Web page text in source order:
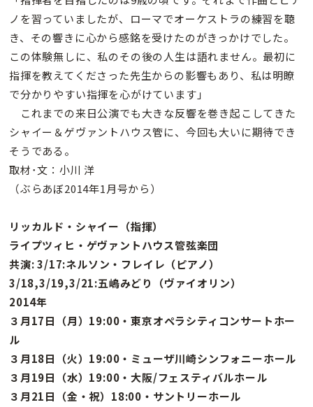
ノを習っていましたが、ローマでオーケストラの練習を聴
き、その響きに心から感銘を受けたのがきっかけでした。
この体験無しに、私のその後の人生は語れません。最初に
指揮を教えてくださった先生からの影響もあり、私は明瞭
で分かりやすい指揮を心がけています」
これまでの来日公演でも大きな反響を巻き起こしてきた
シャイー＆ゲヴァントハウス管に、今回も大いに期待でき
そうである。
取材･文：小川 洋
（ぶらあぼ2014年1月号から）
リッカルド・シャイー（指揮）
ライプツィヒ・ゲヴァントハウス管弦楽団
共演: 3/17:ネルソン・フレイレ（ピアノ）
3/18,3/19,3/21:五嶋みどり（ヴァイオリン）
2014年
３月17日（月）19:00・東京オペラシティコンサートホー
ル
３月18日（火）19:00・ミューザ川崎シンフォニーホール
３月19日（水）19:00・大阪/フェスティバルホール
３月21日（金・祝）18:00・サントリーホール